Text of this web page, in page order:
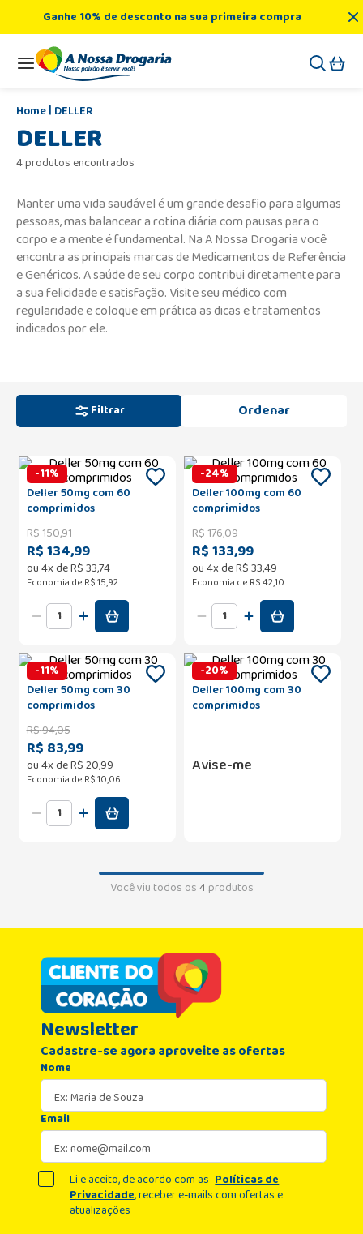
Ganhe 10% de desconto na sua primeira compra
DELLER
DELLER
4 produtos encontrados
Manter uma vida saudável é um grande desafio para algumas
pessoas, mas balancear a rotina diária com pausas para o
corpo e a mente é fundamental. Na A Nossa Drogaria você
encontra as principais marcas de Medicamentos de Referência
e Genéricos. A saúde de seu corpo contribui diretamente para
a sua felicidade e satisfação. Visite seu médico com
regularidade e coloque em prática as dicas e tratamentos
indicados por ele.
Filtrar
-11%
Deller 50mg com 60
comprimidos
R$150,91
R$ 134,99
ou4x deR$33,74
Economia de R$ 15,92
-24%
Deller 100mg com 60
comprimidos
R$176,09
R$ 133,99
ou4x deR$33,49
Economia de R$ 42,10
-11%
Deller 50mg com 30
comprimidos
R$94,05
R$ 83,99
ou4x deR$20,99
Economia de R$ 10,06
-20%
Deller 100mg com 30
comprimidos
Avise-me
Você viu todos os4produtos
Newsletter
Cadastre-se agora aproveite as ofertas
Nome
Email
Li e aceito, de acordo com as Políticas de
Privacidade, receber e-mails com ofertas e
atualizações